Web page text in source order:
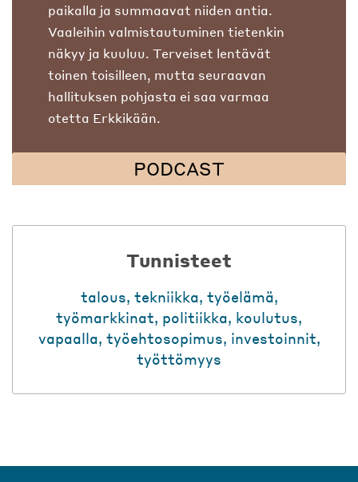
paikalla ja summaavat niiden antia.
Vaaleihin valmistautuminen tietenkin
näkyy ja kuuluu. Terveiset lentävät
toinen toisilleen, mutta seuraavan
hallituksen pohjasta ei saa varmaa
otetta Erkkikään.
PODCAST
Tunnisteet
talous, tekniikka, työelämä,
työmarkkinat, politiikka, koulutus,
vapaalla, työehtosopimus, investoinnit,
työttömyys